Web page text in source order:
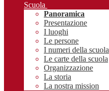
Scuola
Panoramica
Presentazione
I luoghi
Le persone
I numeri della scuola
Le carte della scuola
Organizzazione
La storia
La nostra mission